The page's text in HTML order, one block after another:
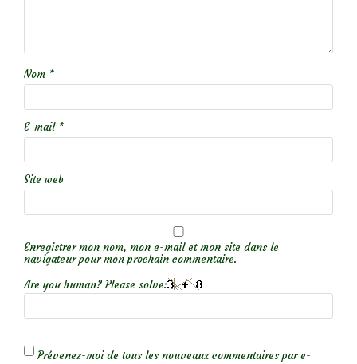
Nom *
E-mail *
Site web
Enregistrer mon nom, mon e-mail et mon site dans le
navigateur pour mon prochain commentaire.
Are you human? Please solve:
Prévenez-moi de tous les nouveaux commentaires par e-